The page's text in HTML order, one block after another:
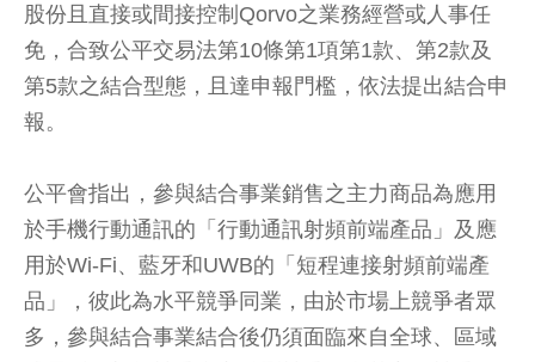
股份且直接或間接控制Qorvo之業務經營或人事任
免，合致公平交易法第10條第1項第1款、第2款及
第5款之結合型態，且達申報門檻，依法提出結合申
報。
公平會指出，參與結合事業銷售之主力商品為應用
於手機行動通訊的「行動通訊射頻前端產品」及應
用於Wi-Fi、藍牙和UWB的「短程連接射頻前端產
品」，彼此為水平競爭同業，由於市場上競爭者眾
多，參與結合事業結合後仍須面臨來自全球、區域